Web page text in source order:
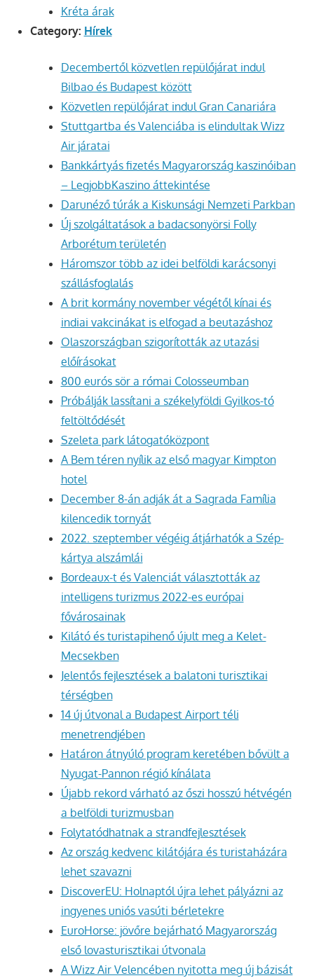
Kréta árak
Category: Hírek
Decembertől közvetlen repülőjárat indul
Bilbao és Budapest között
Közvetlen repülőjárat indul Gran Canariára
Stuttgartba és Valenciába is elindultak Wizz
Air járatai
Bankkártyás fizetés Magyarország kaszinóiban
– LegjobbKaszino áttekintése
Darunéző túrák a Kiskunsági Nemzeti Parkban
Új szolgáltatások a badacsonyörsi Folly
Arborétum területén
Háromszor több az idei belföldi karácsonyi
szállásfoglalás
A brit kormány november végétől kínai és
indiai vakcinákat is elfogad a beutazáshoz
Olaszországban szigorították az utazási
előírásokat
800 eurós sör a római Colosseumban
Próbálják lassítani a székelyföldi Gyilkos-tó
feltöltődését
Szeleta park látogatóközpont
A Bem téren nyílik az első magyar Kimpton
hotel
December 8-án adják át a Sagrada Família
kilencedik tornyát
2022. szeptember végéig átjárhatók a Szép-
kártya alszámlái
Bordeaux-t és Valenciát választották az
intelligens turizmus 2022-es európai
fővárosainak
Kilátó és turistapihenő újult meg a Kelet-
Mecsekben
Jelentős fejlesztések a balatoni turisztikai
térségben
14 új útvonal a Budapest Airport téli
menetrendjében
Határon átnyúló program keretében bővült a
Nyugat-Pannon régió kínálata
Újabb rekord várható az őszi hosszú hétvégén
a belföldi turizmusban
Folytatódhatnak a strandfejlesztések
Az ország kedvenc kilátójára és turistaházára
lehet szavazni
DiscoverEU: Holnaptól újra lehet pályázni az
ingyenes uniós vasúti bérletekre
EuroHorse: jövőre bejárható Magyarország
első lovasturisztikai útvonala
A Wizz Air Velencében nyitotta meg új bázisát